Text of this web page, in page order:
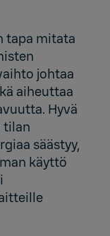
tapa mitata
johtaa
aiheuttaa
Hyvä
tilan
säästyy,
käyttö